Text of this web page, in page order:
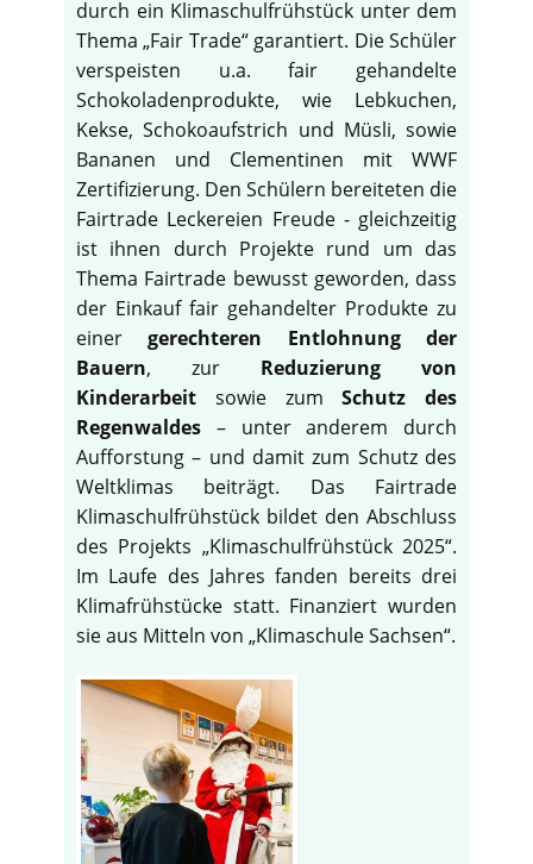
durch ein Klimaschulfrühstück unter dem
Thema „Fair Trade“ garantiert. Die Schüler
verspeisten u.a. fair gehandelte
Schokoladenprodukte, wie Lebkuchen,
Kekse, Schokoaufstrich und Müsli, sowie
Bananen und Clementinen mit WWF
Zertifizierung. Den Schülern bereiteten die
Fairtrade Leckereien Freude - gleichzeitig
ist ihnen durch Projekte rund um das
Thema Fairtrade bewusst geworden, dass
der Einkauf fair gehandelter Produkte zu
einergerechteren Entlohnung der
Bauern, zur Reduzierung von
Kinderarbeit sowie zumSchutz des
Regenwaldes – unter anderem durch
Aufforstung – und damit zum Schutz des
Weltklimas beiträgt. Das Fairtrade
Klimaschulfrühstück bildet den Abschluss
des Projekts „Klimaschulfrühstück 2025“.
Im Laufe des Jahres fanden bereits drei
Klimafrühstücke statt. Finanziert wurden
sie aus Mitteln von „Klimaschule Sachsen“.